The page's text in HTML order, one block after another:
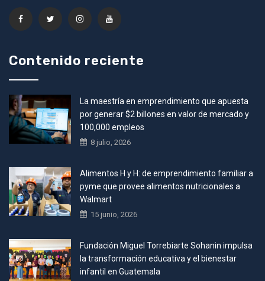
Contenido reciente
La maestría en emprendimiento que apuesta
por generar $2 billones en valor de mercado y
100,000 empleos
8 julio, 2026
Alimentos H y H: de emprendimiento familiar a
pyme que provee alimentos nutricionales a
Walmart
15 junio, 2026
Fundación Miguel Torrebiarte Sohanin impulsa
la transformación educativa y el bienestar
infantil en Guatemala